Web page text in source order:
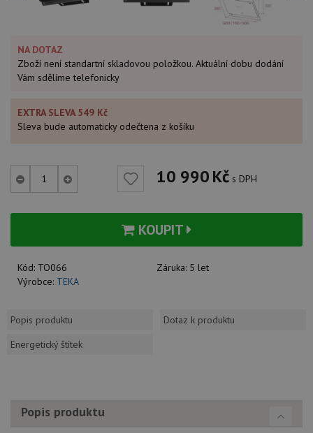
NA DOTAZ
Zboží není standartní skladovou položkou. Aktuální dobu dodání
Vám sdělíme telefonicky
EXTRA SLEVA 549 Kč
Sleva bude automaticky odečtena z košíku
10 990Kč s DPH
KOUPIT
Kód: TO066 Záruka: 5 let
Výrobce: TEKA
Popis produktu
Dotaz k produktu
Energetický štítek
Popis produktu